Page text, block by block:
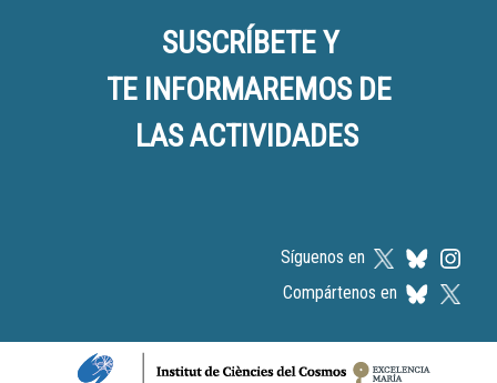
SUSCRÍBETE Y
TE INFORMAREMOS DE
LAS ACTIVIDADES
Síguenos en
Compártenos en
Logos footer